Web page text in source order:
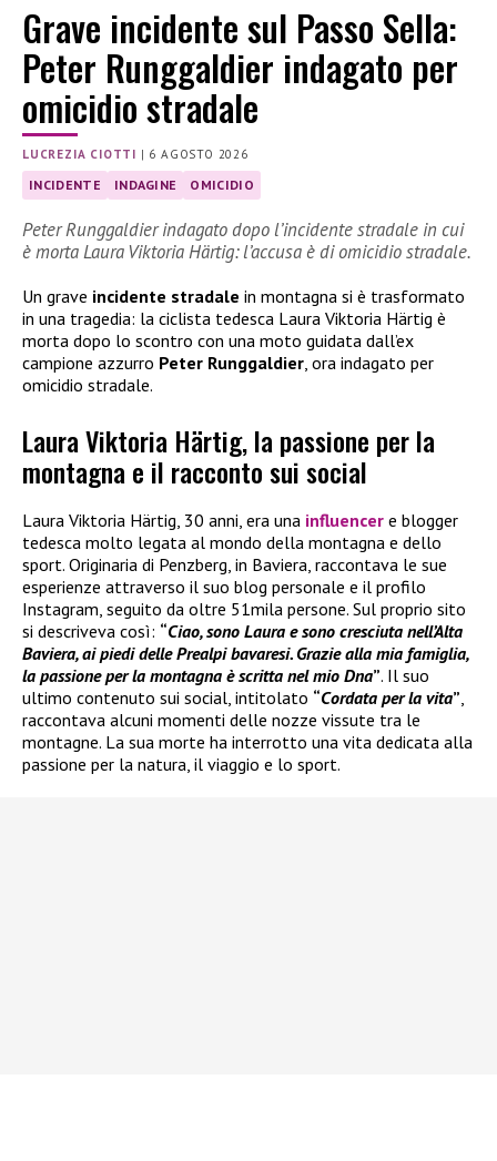
Grave incidente sul Passo Sella:
Peter Runggaldier indagato per
omicidio stradale
LUCREZIA CIOTTI | 6 AGOSTO 2026
INCIDENTE INDAGINE OMICIDIO
Peter Runggaldier indagato dopo l’incidente stradale in cui
è morta Laura Viktoria Härtig: l’accusa è di omicidio stradale.
Un grave incidente stradale in montagna si è trasformato
in una tragedia: la ciclista tedesca Laura Viktoria Härtig è
morta dopo lo scontro con una moto guidata dall’ex
campione azzurro Peter Runggaldier , ora indagato per
omicidio stradale.
Laura Viktoria Härtig, la passione per la
montagna e il racconto sui social
Laura Viktoria Härtig, 30 anni, era una influencer e blogger
tedesca molto legata al mondo della montagna e dello
sport. Originaria di Penzberg, in Baviera, raccontava le sue
esperienze attraverso il suo blog personale e il profilo
Instagram, seguito da oltre 51mila persone. Sul proprio sito
si descriveva così: “Ciao, sono Laura e sono cresciuta nell’Alta
Baviera, ai piedi delle Prealpi bavaresi. Grazie alla mia famiglia,
la passione per la montagna è scritta nel mio Dna”. Il suo
ultimo contenuto sui social, intitolato “Cordata per la vita”,
raccontava alcuni momenti delle nozze vissute tra le
montagne. La sua morte ha interrotto una vita dedicata alla
passione per la natura, il viaggio e lo sport.